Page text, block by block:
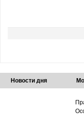
Новости дня